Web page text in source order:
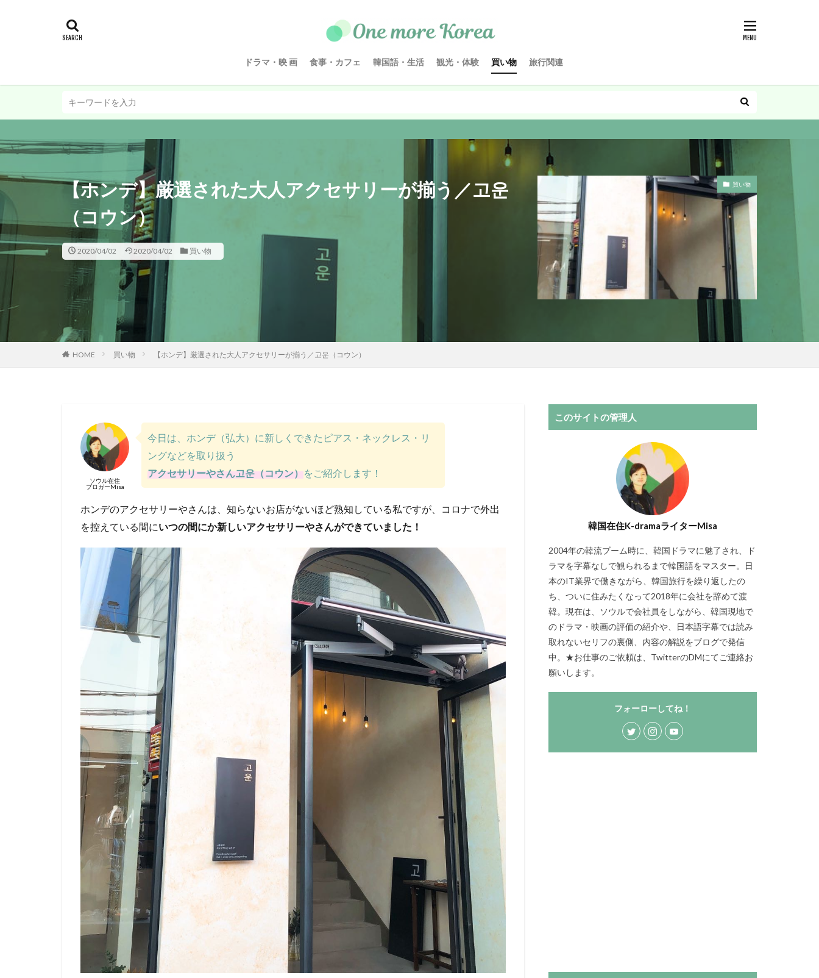
ドラマ・映 画 食事・カフェ 韓国語・生活 観光・体験 買い物 旅行関連
【ホンデ】厳選された大人アクセサリーが揃う／고운
（コウン）
2020/04/02 2020/04/02 買い物
買い物
HOME 買い物 【ホンデ】厳選された大人アクセサリーが揃う／고운（コウン）
ソウル在住
ブロガーMisa
今日は、ホンデ（弘大）に新しくできたピアス・ネックレス・リ
ングなどを取り扱う
アクセサリーやさん고운（コウン）をご紹介します！
ホンデのアクセサリーやさんは、知らないお店がないほど熟知している私ですが、コロナで外出
を控えている間にいつの間にか新しいアクセサリーやさんができていました！
このサイトの管理人
韓国在住K-dramaライターMisa
2004年の韓流ブーム時に、韓国ドラマに魅了され、ド
ラマを字幕なしで観られるまで韓国語をマスター。日
本のIT業界で働きながら、韓国旅行を繰り返したの
ち、ついに住みたくなって2018年に会社を辞めて渡
韓。現在は、ソウルで会社員をしながら、韓国現地で
のドラマ・映画の評価の紹介や、日本語字幕では読み
取れないセリフの裏側、内容の解説をブログで発信
中。★お仕事のご依頼は、TwitterのDMにてご連絡お
願いします。
フォーローしてね！